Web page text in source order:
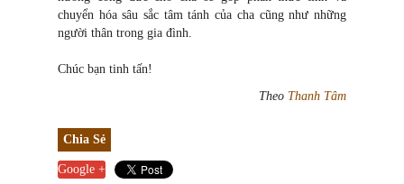
chuyển hóa sâu sắc tâm tánh của cha cũng như những
người thân trong gia đình.
Chúc bạn tinh tấn!
Theo Thanh Tâm
Chia Sẻ
Google +